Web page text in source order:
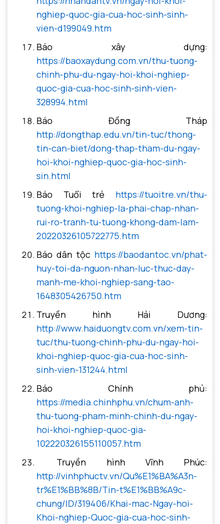
nghiep-quoc-gia-cua-hoc-sinh-sinh-
vien-d199049.htm
Báo xây dựng:
https://baoxaydung.com.vn/thu-tuong-
chinh-phu-du-ngay-hoi-khoi-nghiep-
quoc-gia-cua-hoc-sinh-sinh-vien-
328994.html
Báo Đồng Tháp
http://dongthap.edu.vn/tin-tuc/thong-
tin-can-biet/dong-thap-tham-du-ngay-
hoi-khoi-nghiep-quoc-gia-hoc-sinh-
sin.html
Báo Tuổi trẻ https://tuoitre.vn/thu-
tuong-khoi-nghiep-la-phai-chap-nhan-
rui-ro-tranh-tu-tuong-khong-dam-lam-
20220326105722775.htm
Báo dân tộc https://baodantoc.vn/phat-
huy-toi-da-nguon-nhan-luc-thuc-day-
manh-me-khoi-nghiep-sang-tao-
1648305426750.htm
Truyền hình Hải Dương:
http://www.haiduongtv.com.vn/xem-tin-
tuc/thu-tuong-chinh-phu-du-ngay-hoi-
khoi-nghiep-quoc-gia-cua-hoc-sinh-
sinh-vien-131244.html
Báo Chính phủ:
https://media.chinhphu.vn/chum-anh-
thu-tuong-pham-minh-chinh-du-ngay-
hoi-khoi-nghiep-quoc-gia-
102220326155110057.htm
Truyền hình Vĩnh Phúc:
http://vinhphuctv.vn/Qu%E1%BA%A3n-
tr%E1%BB%8B/Tin-t%E1%BB%A9c-
chung/ID/319406/Khai-mac-Ngay-hoi-
Khoi-nghiep-Quoc-gia-cua-hoc-sinh-